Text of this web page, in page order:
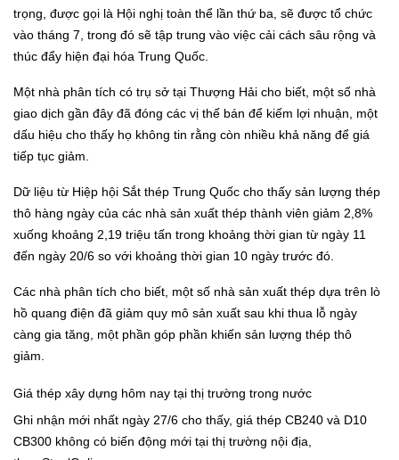
trọng, được gọi là Hội nghị toàn thể lần thứ ba, sẽ được tổ chức
vào tháng 7, trong đó sẽ tập trung vào việc cải cách sâu rộng và
thúc đẩy hiện đại hóa Trung Quốc.
Một nhà phân tích có trụ sở tại Thượng Hải cho biết, một số nhà
giao dịch gần đây đã đóng các vị thế bán để kiếm lợi nhuận, một
dấu hiệu cho thấy họ không tin rằng còn nhiều khả năng để giá
tiếp tục giảm.
Dữ liệu từ Hiệp hội Sắt thép Trung Quốc cho thấy sản lượng thép
thô hàng ngày của các nhà sản xuất thép thành viên giảm 2,8%
xuống khoảng 2,19 triệu tấn trong khoảng thời gian từ ngày 11
đến ngày 20/6 so với khoảng thời gian 10 ngày trước đó.
Các nhà phân tích cho biết, một số nhà sản xuất thép dựa trên lò
hồ quang điện đã giảm quy mô sản xuất sau khi thua lỗ ngày
càng gia tăng, một phần góp phần khiến sản lượng thép thô
giảm.
Giá thép xây dựng hôm nay tại thị trường trong nước
Ghi nhận mới nhất ngày 27/6 cho thấy, giá thép CB240 và D10
CB300 không có biến động mới tại thị trường nội địa,